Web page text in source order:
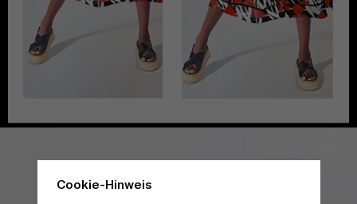
Cookie-Hinweis